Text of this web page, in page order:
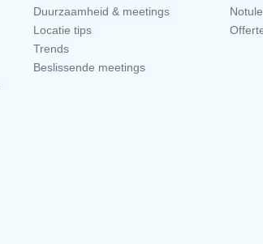
Duurzaamheid & meetings
Locatie tips
Trends
Beslissende meetings